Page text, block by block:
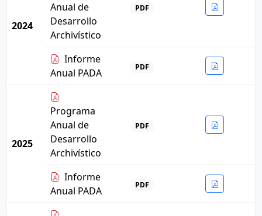
2024
Anual de
Desarrollo
Archivístico
PDF
Informe
Anual PADA
PDF
2025
Programa
Anual de
Desarrollo
Archivístico
PDF
Informe
Anual PADA
PDF